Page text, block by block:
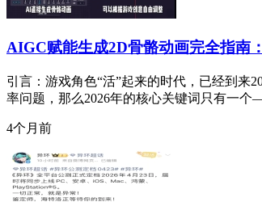
AIGC赋能生成2D骨骼动画完全指南
引言：游戏角色“活”起来的时代，已经到来
率问题，那么2026年的核心关键词只有一
4个月前